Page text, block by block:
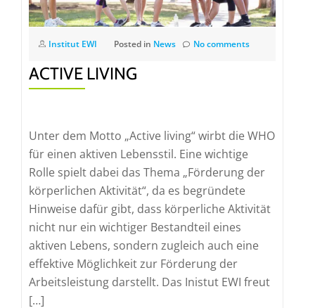
Institut EWI Posted in News No comments
ACTIVE LIVING
Unter dem Motto „Active living“ wirbt die WHO
für einen aktiven Lebensstil. Eine wichtige
Rolle spielt dabei das Thema „Förderung der
körperlichen Aktivität“, da es begründete
Hinweise dafür gibt, dass körperliche Aktivität
nicht nur ein wichtiger Bestandteil eines
aktiven Lebens, sondern zugleich auch eine
effektive Möglichkeit zur Förderung der
Arbeitsleistung darstellt. Das Inistut EWI freut
[…]